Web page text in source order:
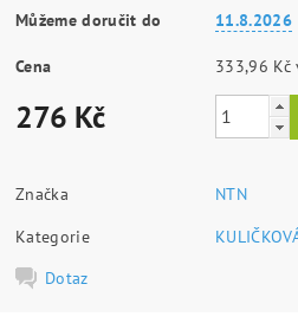
Můžeme doručit do 11.8.2026
Cena
276 Kč
Značka
NTN
Kategorie
Dotaz